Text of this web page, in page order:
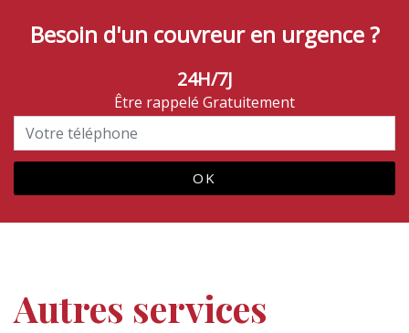
Besoin d'un couvreur en urgence ?
24H/7J
Être rappelé Gratuitement
Autres services